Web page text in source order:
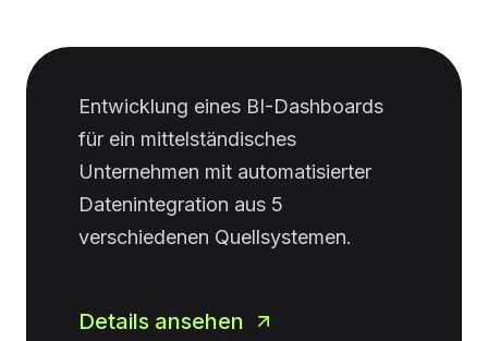
Entwicklung eines BI-Dashboards
für ein mittelständisches
Unternehmen mit automatisierter
Datenintegration aus 5
verschiedenen Quellsystemen.
Details ansehen